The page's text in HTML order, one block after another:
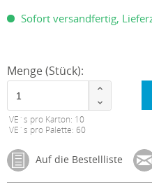
Sofort versandfertig,
Menge (Stück):
VE´s pro Karton: 10
VE´s pro Palette: 60
Auf die Bestellliste